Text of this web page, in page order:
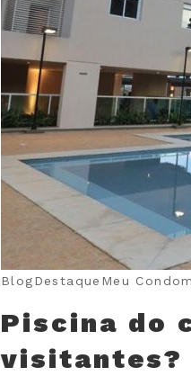
BlogDestaque Meu
Piscina do
visitantes?